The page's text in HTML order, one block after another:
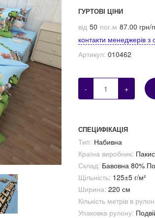
ГУРТОВІ ЦІНИ
від 50 пог.м 87.00 грн/
контакти менеджерів з
Артикул: 010462
- +
СПЕЦИФІКАЦІЯ
Тип: Набивна
Країна виробник:
Склад: Бавовна 80%
Щільність: 125±5 г/м²
Ширина: 220 см
Кількість метрів в
Упаковка рулону: